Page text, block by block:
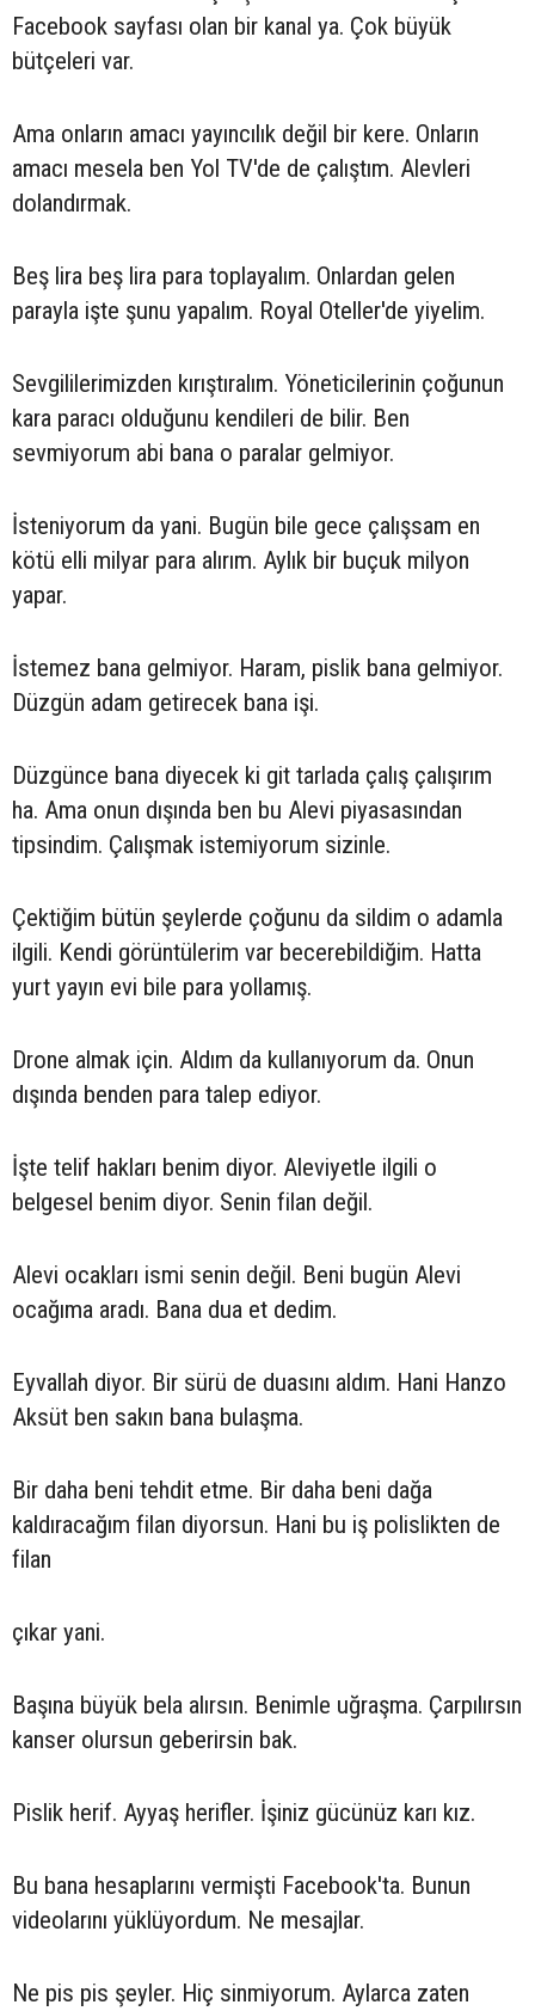
Facebook sayfası olan bir kanal ya. Çok büyük
bütçeleri var.
Ama onların amacı yayıncılık değil bir kere. Onların
amacı mesela ben Yol TV'de de çalıştım. Alevleri
dolandırmak.
Beş lira beş lira para toplayalım. Onlardan gelen
parayla işte şunu yapalım. Royal Oteller'de yiyelim.
Sevgililerimizden kırıştıralım. Yöneticilerinin çoğunun
kara paracı olduğunu kendileri de bilir. Ben
sevmiyorum abi bana o paralar gelmiyor.
İsteniyorum da yani. Bugün bile gece çalışsam en
kötü elli milyar para alırım. Aylık bir buçuk milyon
yapar.
İstemez bana gelmiyor. Haram, pislik bana gelmiyor.
Düzgün adam getirecek bana işi.
Düzgünce bana diyecek ki git tarlada çalış çalışırım
ha. Ama onun dışında ben bu Alevi piyasasından
tipsindim. Çalışmak istemiyorum sizinle.
Çektiğim bütün şeylerde çoğunu da sildim o adamla
ilgili. Kendi görüntülerim var becerebildiğim. Hatta
yurt yayın evi bile para yollamış.
Drone almak için. Aldım da kullanıyorum da. Onun
dışında benden para talep ediyor.
İşte telif hakları benim diyor. Aleviyetle ilgili o
belgesel benim diyor. Senin filan değil.
Alevi ocakları ismi senin değil. Beni bugün Alevi
ocağıma aradı. Bana dua et dedim.
Eyvallah diyor. Bir sürü de duasını aldım. Hani Hanzo
Aksüt ben sakın bana bulaşma.
Bir daha beni tehdit etme. Bir daha beni dağa
kaldıracağım filan diyorsun. Hani bu iş polislikten de
filan
çıkar yani.
Başına büyük bela alırsın. Benimle uğraşma. Çarpılırsın
kanser olursun geberirsin bak.
Pislik herif. Ayyaş herifler. İşiniz gücünüz karı kız.
Bu bana hesaplarını vermişti Facebook'ta. Bunun
videolarını yüklüyordum. Ne mesajlar.
Ne pis pis şeyler. Hiç sinmiyorum. Aylarca zaten